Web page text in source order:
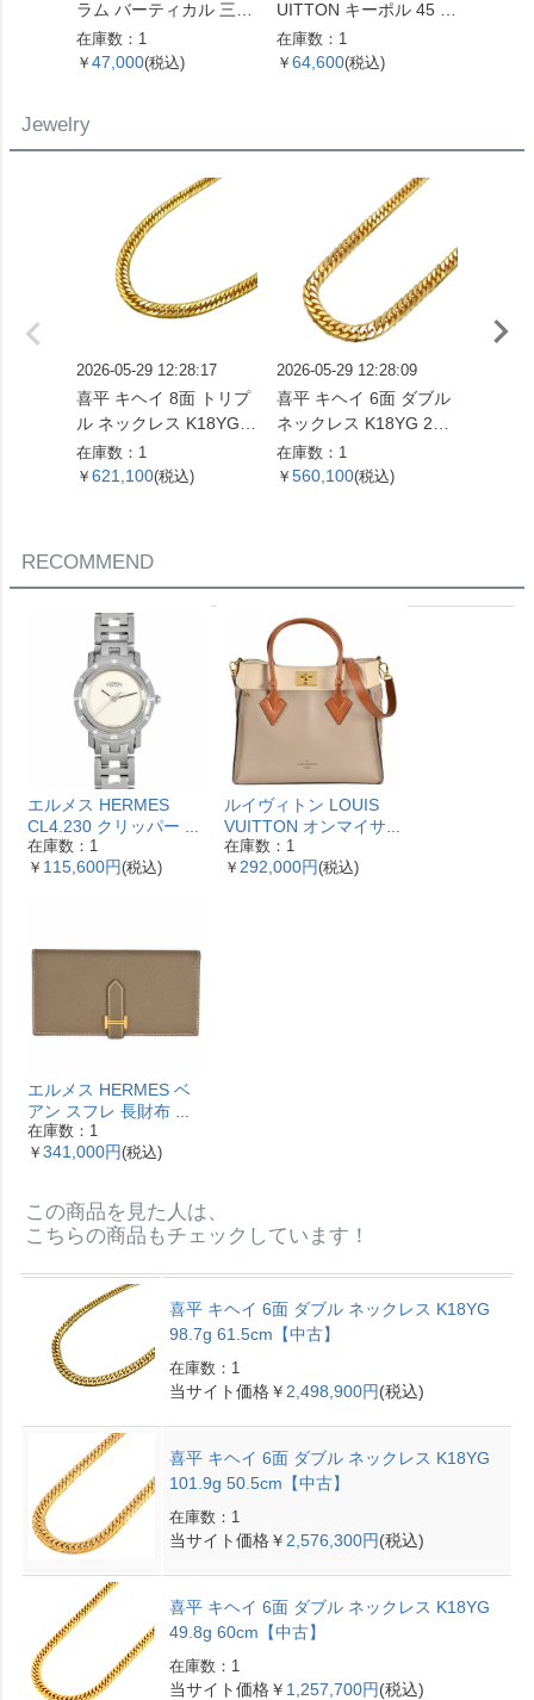
ラム バーティカル 三つ
折り財布 ベージュ シル
バー金具【中古】
在庫数：1
￥ 47,000(税込)
UITTON キーポル 45 ボ
ストンバッグ モノグラ
ム キャンバス M41428
在庫数：1
￥ 64,600(税込)
Jewelry
2026-05-29 12:28:17
喜平 キヘイ 8面 トリプ
ル ネックレス K18YG 2
4.5g 60cm【中古】
在庫数：1
￥ 621,100(税込)
2026-05-29 12:28:09
喜平 キヘイ 6面 ダブル
ネックレス K18YG 22.2
g 55cm【中古】
在庫数：1
￥ 560,100(税込)
RECOMMEND
エルメス HERMES
CL4.230 クリッパー ナ
クレ 腕時計 シェル文字
盤 ベゼル12Pダイヤ レ
在庫数：1
￥ 115,600円(税込)
ルイヴィトン LOUIS
VUITTON オンマイサ
イドMM ハンドバッグ
2WAY レザー M53825
在庫数：1
￥ 292,000円(税込)
エルメス HERMES ベ
アン スフレ 長財布 ヴ
ォーエプソン Y刻印 エ
トゥープ ゴールド金具
在庫数：1
￥ 341,000円(税込)
この商品を見た人は、
こちらの商品もチェックしています！
喜平 キヘイ 6面 ダブル ネックレス K18YG
98.7g 61.5cm【中古】
在庫数：1
当サイト価格￥ 2,498,900円(税込)
喜平 キヘイ 6面 ダブル ネックレス K18YG
101.9g 50.5cm【中古】
在庫数：1
当サイト価格￥ 2,576,300円(税込)
喜平 キヘイ 6面 ダブル ネックレス K18YG
49.8g 60cm【中古】
在庫数：1
当サイト価格￥ 1,257,700円(税込)